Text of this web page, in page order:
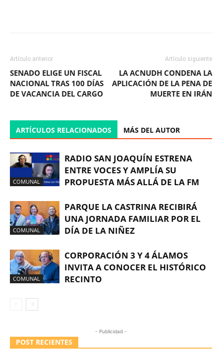
Artículo anterior
SENADO ELIGE UN FISCAL
NACIONAL TRAS 100 DÍAS
DE VACANCIA DEL CARGO
Artículo siguiente
LA ACNUDH CONDENA LA
APLICACIÓN DE LA PENA DE
MUERTE EN IRÁN
ARTÍCULOS RELACIONADOS MÁS DEL AUTOR
COMUNAL
RADIO SAN JOAQUÍN ESTRENA
ENTRE VOCES Y AMPLÍA SU
PROPUESTA MÁS ALLÁ DE LA FM
COMUNAL
PARQUE LA CASTRINA RECIBIRÁ
UNA JORNADA FAMILIAR POR EL
DÍA DE LA NIÑEZ
COMUNAL
CORPORACIÓN 3 Y 4 ÁLAMOS
INVITA A CONOCER EL HISTÓRICO
RECINTO
- Publicidad -
POST RECIENTES